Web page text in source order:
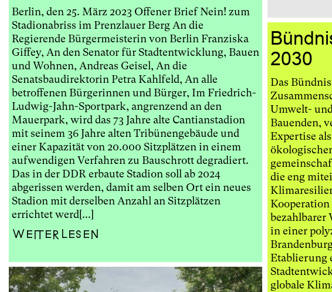
Berlin, den 25. März 2023 Offener Brief Nein! zum
Stadionabriss im Prenzlauer Berg An die
Regierende Bürgermeisterin von Berlin Franziska
Giffey, An den Senator für Stadtentwicklung, Bauen
und Wohnen, Andreas Geisel, An die
Senatsbaudirektorin Petra Kahlfeld, An alle
betroffenen Bürgerinnen und Bürger, Im Friedrich-
Ludwig-Jahn-Sportpark, angrenzend an den
Mauerpark, wird das 73 Jahre alte Cantianstadion
mit seinem 36 Jahre alten Tribünengebäude und
einer Kapazität von 20.000 Sitzplätzen in einem
aufwendigen Verfahren zu Bauschrott degradiert.
Das in der DDR erbaute Stadion soll ab 2024
abgerissen werden, damit am selben Ort ein neues
Stadion mit derselben Anzahl an Sitzplätzen
errichtet werd[...]
Weiterlesen
2030
Das
Umwelt-
Bauenden,
Expertise
die eng
bezahlbarer
in einer
Etablierung
globale